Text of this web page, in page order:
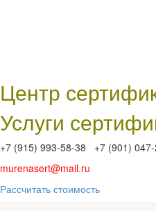
Центр
Услуги
+7 (915) 993-58-38 +7 (901)
murenasert@mail.ru
Рассчитать стоимость